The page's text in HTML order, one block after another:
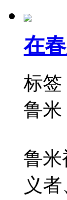
在
标签
鲁
鲁米
义